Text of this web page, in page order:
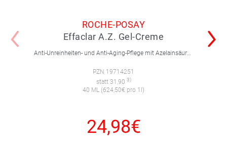
ROCHE-POSAY
Effaclar A.Z. Gel-Creme
Anti-Unreinheiten- und Anti-Aging-Pflege mit Azelainsäure, Salicylsäure und Hyaluron. Mildert Pickel, Pickelmale und Falten sichtbar – ideal bei unreiner Haut mit ersten Alterungsanzeichen.
PZN 19714251
statt 31,90 3)
40 ML (624,50€ pro 1l)
24,98€